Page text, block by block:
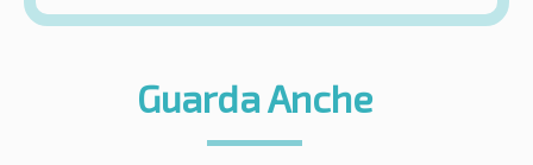
Guarda Anche